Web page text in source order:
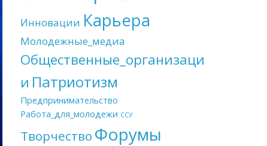
Инновации Карьера
Молодежные_медиа
Общественные_организаци
и Патриотизм
Предпринимательство
Работа_для_молодежи ССУ
Творчество Форумы